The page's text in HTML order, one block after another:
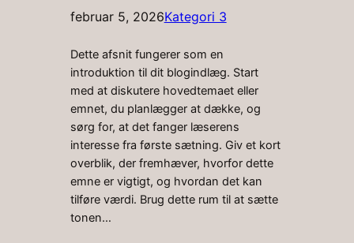
februar 5, 2026Kategori 3
Dette afsnit fungerer som en
introduktion til dit blogindlæg. Start
med at diskutere hovedtemaet eller
emnet, du planlægger at dække, og
sørg for, at det fanger læserens
interesse fra første sætning. Giv et kort
overblik, der fremhæver, hvorfor dette
emne er vigtigt, og hvordan det kan
tilføre værdi. Brug dette rum til at sætte
tonen…